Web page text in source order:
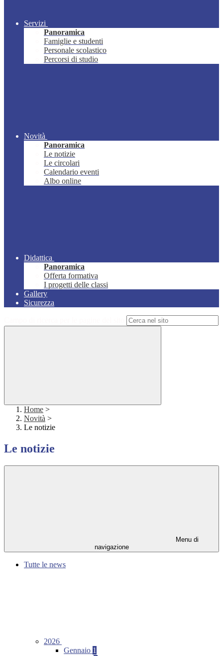
Servizi
Panoramica
Famiglie e studenti
Personale scolastico
Percorsi di studio
Novità
Panoramica
Le notizie
Le circolari
Calendario eventi
Albo online
Didattica
Panoramica
Offerta formativa
I progetti delle classi
Gallery
Sicurezza
Home >
Novità >
Le notizie
Le notizie
Menu di
navigazione
Tutte le news
2026
Gennaio 1